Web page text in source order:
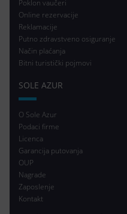
Poklon vaučeri
Online rezervacije
Reklamacije
Putno zdravstveno osiguranje
Način plaćanja
Bitni turistički pojmovi
SOLE AZUR
O Sole Azur
Podaci firme
Licenca
Garancija putovanja
OUP
Nagrade
Zaposlenje
Kontakt